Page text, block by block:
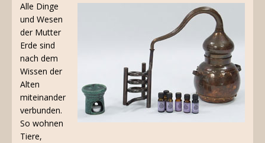
Alle Dinge
und Wesen
der Mutter
Erde sind
nach dem
Wissen der
Alten
miteinander
verbunden.
So wohnen
Tiere,